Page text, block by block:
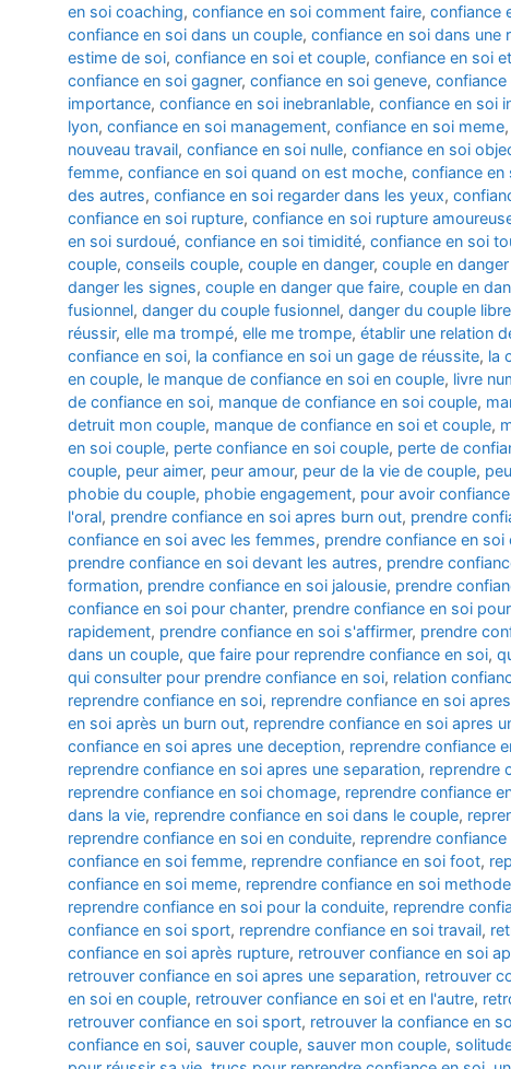
en soi coaching, confiance en soi comment faire, confiance
confiance en soi dans un couple, confiance en soi dans une
estime de soi, confiance en soi et couple, confiance en soi
confiance en soi gagner, confiance en soi geneve, confiance
importance, confiance en soi inebranlable, confiance en soi
lyon, confiance en soi management, confiance en soi meme,
nouveau travail, confiance en soi nulle, confiance en soi
femme, confiance en soi quand on est moche, confiance en
des autres, confiance en soi regarder dans les yeux,
confiance en soi rupture, confiance en soi rupture
en soi surdoué, confiance en soi timidité, confiance en soi
couple, conseils couple, couple en danger, couple en
danger les signes, couple en danger que faire, couple en
fusionnel, danger du couple fusionnel, danger du couple libre
réussir, elle ma trompé, elle me trompe, établir une relation
confiance en soi, la confiance en soi un gage de réussite, la
en couple, le manque de confiance en soi en couple, livre
de confiance en soi, manque de confiance en soi couple,
detruit mon couple, manque de confiance en soi et couple,
en soi couple, perte confiance en soi couple, perte de
couple, peur aimer, peur amour, peur de la vie de couple,
phobie du couple, phobie engagement, pour avoir
l'oral, prendre confiance en soi apres burn out, prendre
confiance en soi avec les femmes, prendre confiance en soi
prendre confiance en soi devant les autres, prendre
formation, prendre confiance en soi jalousie, prendre
confiance en soi pour chanter, prendre confiance en soi
rapidement, prendre confiance en soi s'affirmer, prendre
dans un couple, que faire pour reprendre confiance en soi,
qui consulter pour prendre confiance en soi, relation
reprendre confiance en soi, reprendre confiance en soi
en soi après un burn out, reprendre confiance en soi apres
confiance en soi apres une deception, reprendre confiance
reprendre confiance en soi apres une separation, reprendre
reprendre confiance en soi chomage, reprendre confiance
dans la vie, reprendre confiance en soi dans le couple,
reprendre confiance en soi en conduite, reprendre
confiance en soi femme, reprendre confiance en soi foot,
confiance en soi meme, reprendre confiance en soi methode
reprendre confiance en soi pour la conduite, reprendre
confiance en soi sport, reprendre confiance en soi travail,
confiance en soi après rupture, retrouver confiance en soi
retrouver confiance en soi apres une separation, retrouver
en soi en couple, retrouver confiance en soi et en l'autre,
retrouver confiance en soi sport, retrouver la confiance en
confiance en soi, sauver couple, sauver mon couple,